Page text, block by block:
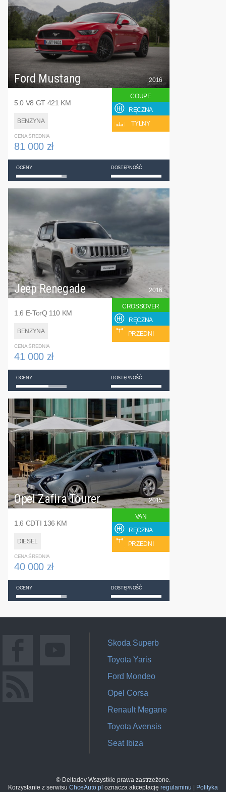
Ford Mustang
5.0 V8 GT 421 KM
BENZYNA
2016
COUPE
RĘCZNA
TYLNY
CENA ŚREDNIA
81 000 zł
OCENY DOSTĘPNOŚĆ
Jeep Renegade
1.6 E-TorQ 110 KM
BENZYNA
2016
CROSSOVER
RĘCZNA
PRZEDNI
CENA ŚREDNIA
41 000 zł
OCENY DOSTĘPNOŚĆ
Opel Zafira Tourer
1.6 CDTI 136 KM
DIESEL
2015
VAN
RĘCZNA
PRZEDNI
CENA ŚREDNIA
40 000 zł
OCENY DOSTĘPNOŚĆ
Skoda Superb
Toyota Yaris
Ford Mondeo
Opel Corsa
Renault Megane
Toyota Avensis
Seat Ibiza
© Deltadev Wszystkie prawa zastrzeżone.
Korzystanie z serwisu ChceAuto.pl oznacza akceptację regulaminu
Polityka